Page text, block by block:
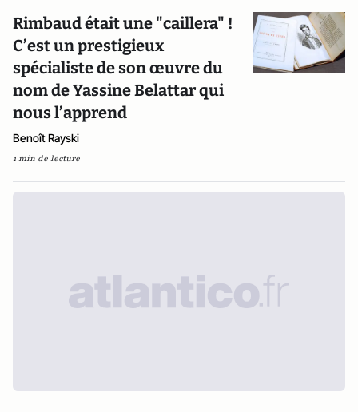
Rimbaud était une "caillera" !
C’est un prestigieux
spécialiste de son œuvre du
nom de Yassine Belattar qui
nous l’apprend
Benoît Rayski
1 min de lecture